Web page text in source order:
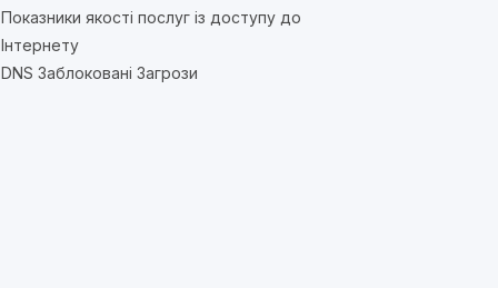
Показники якості послуг із доступу до
Інтернету
DNS Заблоковані Загрози